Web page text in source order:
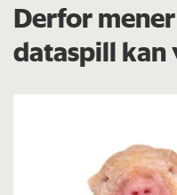
Derfor
dataspill